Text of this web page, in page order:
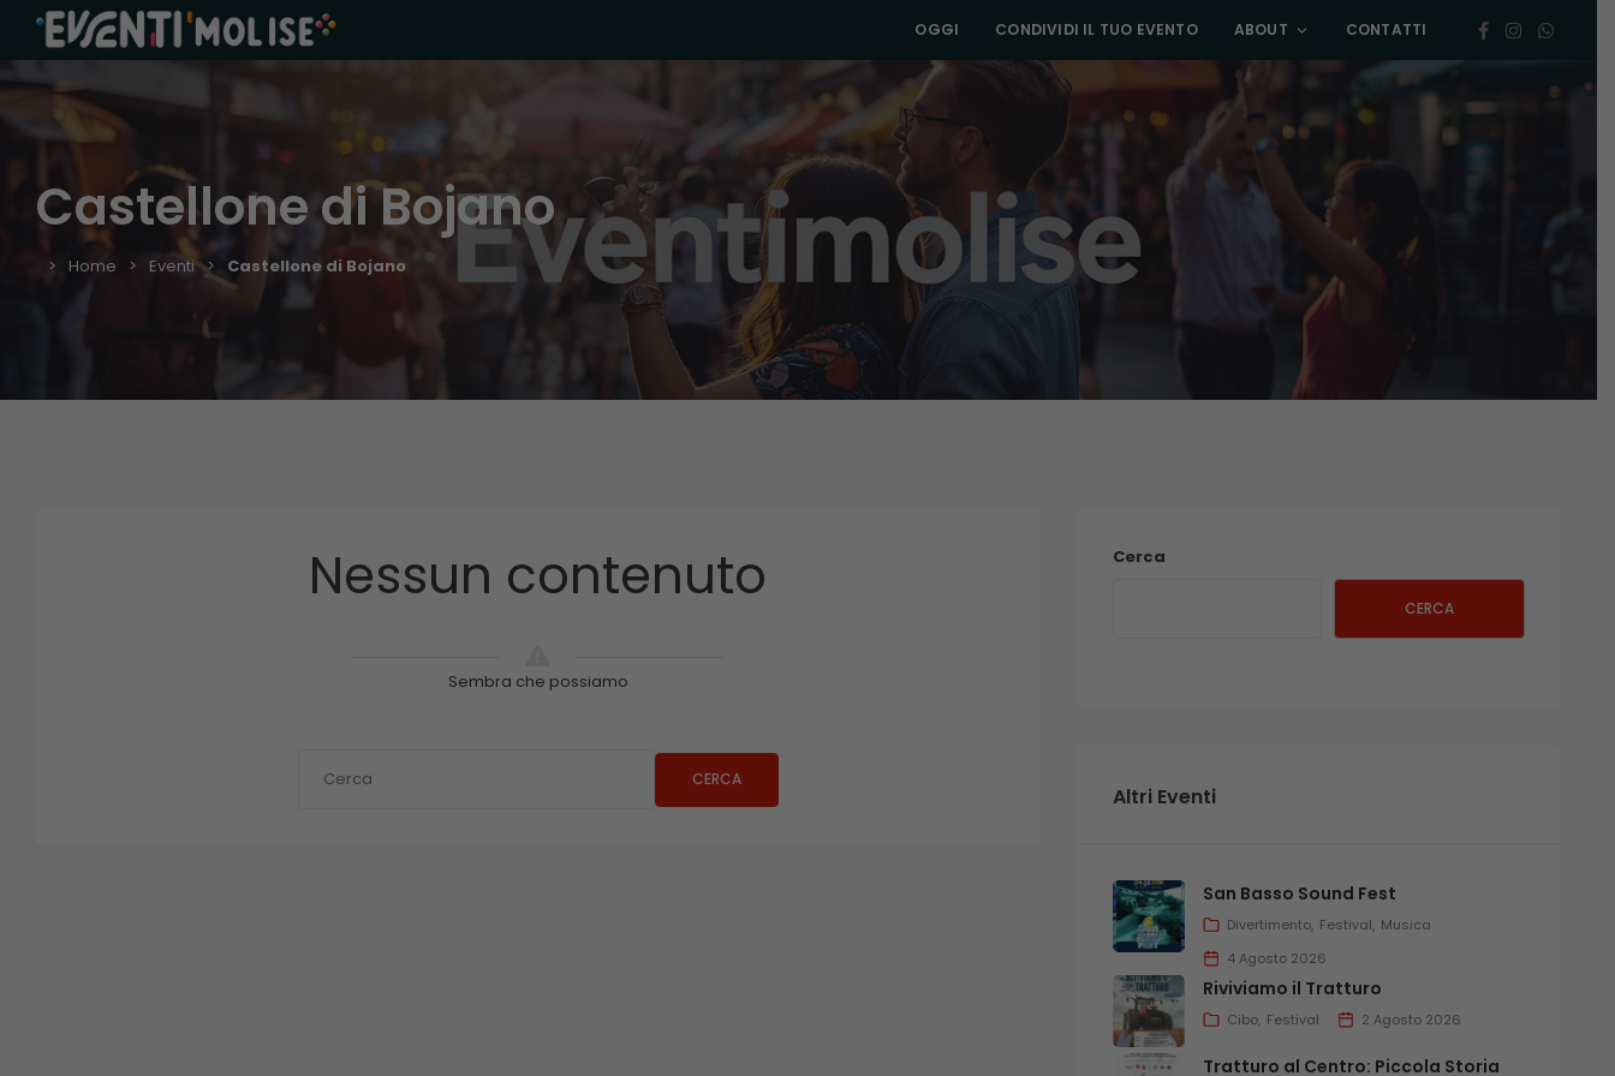
OGGI CONDIVIDI IL TUO EVENTO ABOUT CONTATTI
Castellone di Bojano
Home Eventi Castellone di Bojano
Nessun contenuto
Sembra che possiamo
CERCA
Cerca
CERCA
Altri Eventi
San Basso Sound Fest
Divertimento Festival Musica
4 Agosto 2026
Riviviamo il Tratturo
Cibo Festival 2 Agosto 2026
Tratturo al Centro: Piccola Storia